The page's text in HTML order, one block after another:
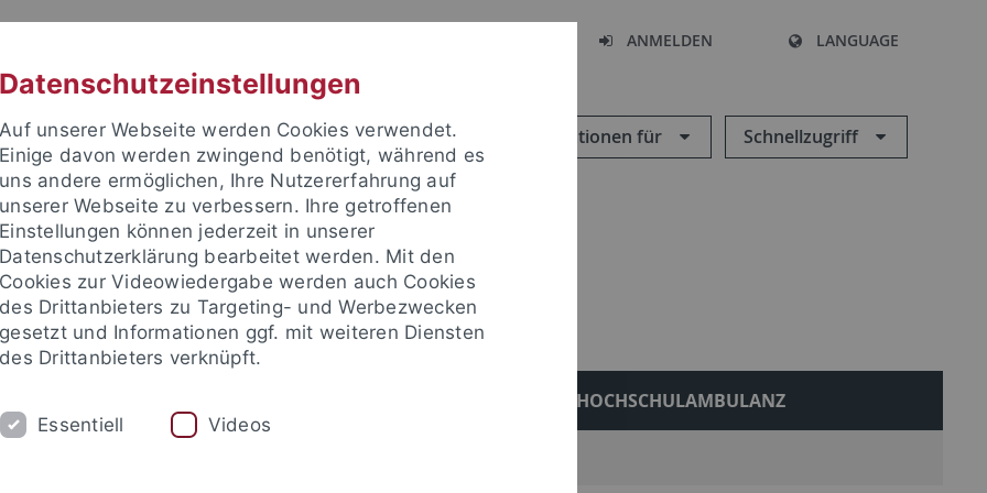
ANMELDEN LANGUAGE
Informationen für Schnellzugriff
HOCHSCHULAMBULANZ
Datenschutzeinstellungen
Auf unserer Webseite werden Cookies verwendet.
Einige davon werden zwingend benötigt, während es
uns andere ermöglichen, Ihre Nutzererfahrung auf
unserer Webseite zu verbessern. Ihre getroffenen
Einstellungen können jederzeit in unserer
Datenschutzerklärung bearbeitet werden. Mit den
Cookies zur Videowiedergabe werden auch Cookies
des Drittanbieters zu Targeting- und Werbezwecken
gesetzt und Informationen ggf. mit weiteren Diensten
des Drittanbieters verknüpft.
Essentiell Videos